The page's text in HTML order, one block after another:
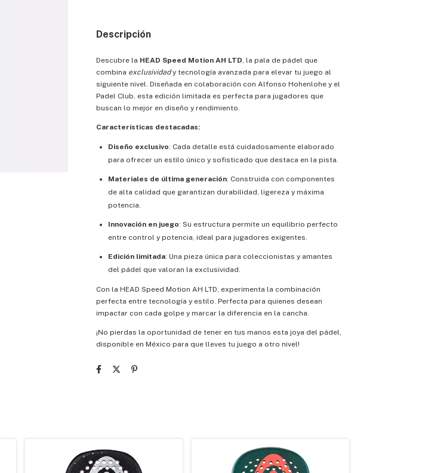
Descripción
Descubre la HEAD Speed Motion AH LTD, la pala de pádel que
combina exclusividady tecnología avanzada para elevar tu juego al
siguiente nivel. Diseñada en colaboración con Alfonso Hohenlohe y el
Padel Club, esta edición limitada es perfecta para jugadores que
buscan lo mejor en diseño y rendimiento.
Características destacadas:
Diseño exclusivo: Cada detalle está cuidadosamente elaborado
para ofrecer un estilo único y sofisticado que destaca en la pista.
Materiales de última generación: Construida con componentes
de alta calidad que garantizan durabilidad, ligereza y máxima
potencia.
Innovación en juego: Su estructura permite un equilibrio perfecto
entre control y potencia, ideal para jugadores exigentes.
Edición limitada: Una pieza única para coleccionistas y amantes
del pádel que valoran la exclusividad.
Con la HEAD Speed Motion AH LTD, experimenta la combinación
perfecta entre tecnología y estilo. Perfecta para quienes desean
impactar con cada golpe y marcar la diferencia en la cancha.
¡No pierdas la oportunidad de tener en tus manos esta joya del pádel,
disponible en México para que lleves tu juego a otro nivel!